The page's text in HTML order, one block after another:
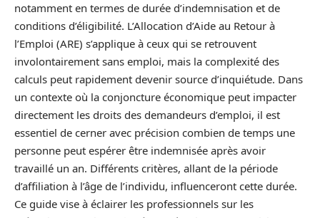
notamment en termes de durée d’indemnisation et de
conditions d’éligibilité. L’Allocation d’Aide au Retour à
l’Emploi (ARE) s’applique à ceux qui se retrouvent
involontairement sans emploi, mais la complexité des
calculs peut rapidement devenir source d’inquiétude. Dans
un contexte où la conjoncture économique peut impacter
directement les droits des demandeurs d’emploi, il est
essentiel de cerner avec précision combien de temps une
personne peut espérer être indemnisée après avoir
travaillé un an. Différents critères, allant de la période
d’affiliation à l’âge de l’individu, influenceront cette durée.
Ce guide vise à éclairer les professionnels sur les